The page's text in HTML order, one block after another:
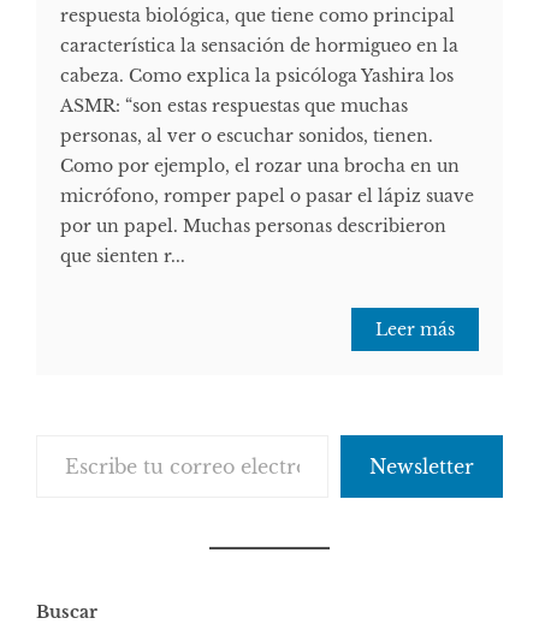
respuesta biológica, que tiene como principal
característica la sensación de hormigueo en la
cabeza. Como explica la psicóloga Yashira los
ASMR: “son estas respuestas que muchas
personas, al ver o escuchar sonidos, tienen.
Como por ejemplo, el rozar una brocha en un
micrófono, romper papel o pasar el lápiz suave
por un papel. Muchas personas describieron
que sienten r...
Leer más
Newsletter
Buscar